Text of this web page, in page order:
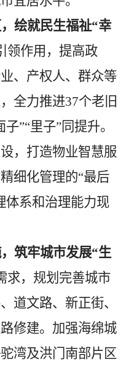
绘就民生福祉“幸
领作用，提高政
、产权人、群众等
全力推进37个老旧
”“里子”同提升。
，打造物业智慧服
细化管理的“最后
体系和治理能力现
筑牢城市发展“生
求，规划完善城市
道文路、 新正街、
修建。加强海绵城
湾及洪门南部片区